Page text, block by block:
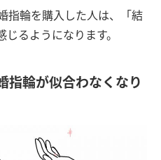
指輪を購入した人は、「結
るようになります。
指輪が似合わなくなり